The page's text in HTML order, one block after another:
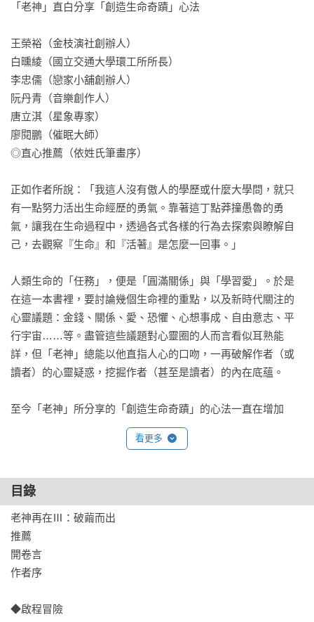
「老神」直白分享「創造生命奇蹟」心法
王榮裕（金枝演社創辦人）
白曛綾（國立交通大學環工所所長）
李忠儒（戀家小舖創辦人）
阮丹青（音樂創作人）
唐立淇（星象專家）
廖閱鵬（催眠大師）
◎直心推薦（依姓氏筆畫序）
正如作者所說：「我這人沒有傲人的學歷或什麼大學問，就只
有一點努力活出生命經歷的勇氣。靠著這丁點莽撞愚魯的勇
氣，讓我在生命過程中，透過各式各樣的行為去探索與瞭解自
己，去觀察『生命』和『活著』是怎麼一回事。」
人類生命的「任務」，便是「圓滿關係」與「學習愛」。於是
在這一本書裡，要討論幾個生命裡的重點，以及新時代關注的
心靈議題：金錢、關係、愛、恐懼、心想事成、自由意志、平
行宇宙……等。盡管這些議題對心靈圈的人而言看似耳熟能
詳，但「老神」總能以他直指人心的口吻，一再破解作者（或
讀者）的心靈疑惑，挖掘作者（甚至是讀者）的內在底蘊。
至今「老神」所分享的「創造生命奇蹟」的心法一直在增加
著，這過程中，不論是作者用演講口述或是臉書的文字記錄，
都見證著祂真實地存在每個人心中。
或許你要問：「如果我內在有神，那現在的『我』是誰？」正
是這樣的大哉問，驅使人們走進心靈的世界……很多時候，正
因為你不知道你是你，所以你才是現在的你。當你找到答案，
那一份來自神性的力量就為你開啟，而你的生命也將開始完全
不同的精采。那一份你本自存有的「神力」，將會帶領你去見
識所有你腦袋無法想像的境界……
推薦引文
看更多
目錄
老神再在Ⅲ：破繭而出
推薦
開卷言
作者序
◆啟程冒險